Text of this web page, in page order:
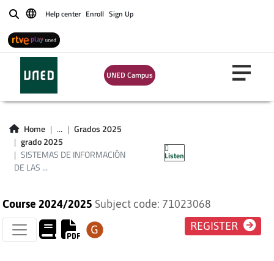
BuscarHelp center Enroll Sign Up
UNED Campus
Home ...
Grados 2025
grado 2025
SISTEMAS DE INFORMACIÓN
DE LAS ...
Listen
SISTEMAS DE
INFORMACIÓN DE
LAS
ORGANIZACIONES
Course 2024/2025 Subject code: 71023068
REGISTER